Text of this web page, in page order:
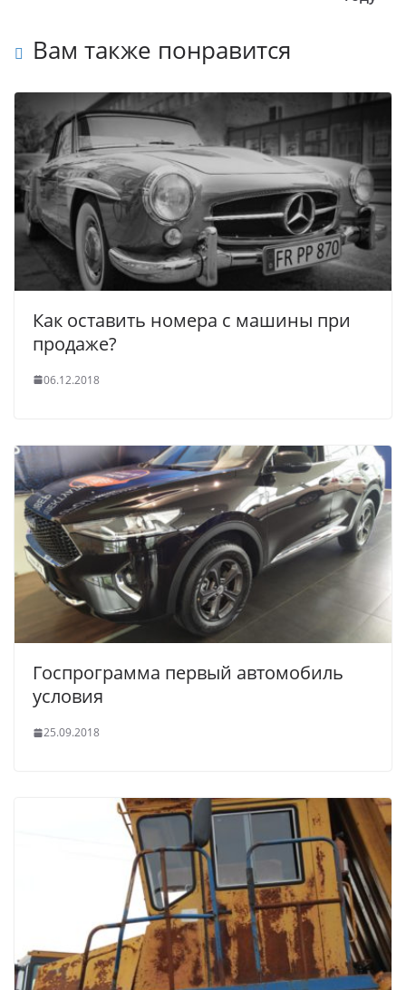
Вам также понравится
Как оставить номера с машины при
продаже?
06.12.2018
Госпрограмма первый автомобиль
условия
25.09.2018